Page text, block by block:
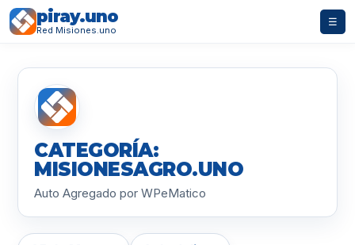
piray.uno
Red Misiones.uno
☰
CATEGORÍA:
MISIONESAGRO.UNO
Auto Agregado por WPeMatico